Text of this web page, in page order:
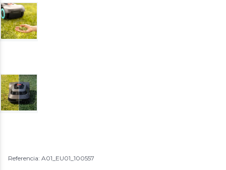
Referencia: A01_EU01_100557